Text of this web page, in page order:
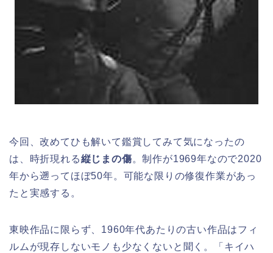
今回、改めてひも解いて鑑賞してみて気になったの
は、時折現れる縦じまの傷。制作が1969年なので2020
年から遡ってほぼ50年。可能な限りの修復作業があっ
たと実感する。
東映作品に限らず、1960年代あたりの古い作品はフィ
ルムが現存しないモノも少なくないと聞く。「キイハ